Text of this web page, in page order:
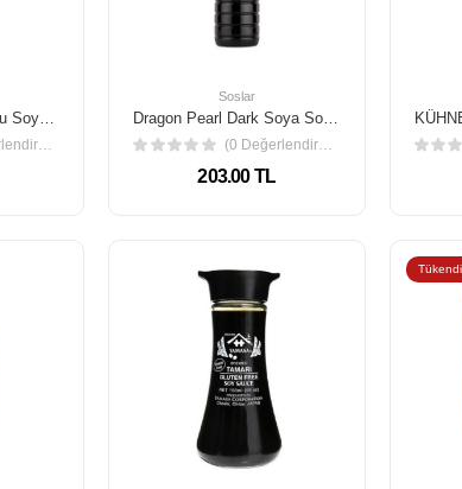
Dragon Pearl Az Tuzlu Soya Sos 1 Lt
(0 Değerlendirme)
Soslar
Dragon Pearl Dark Soya Sos 1 Lt
(0 Değerlendirme)
203.00 TL
Tükendi